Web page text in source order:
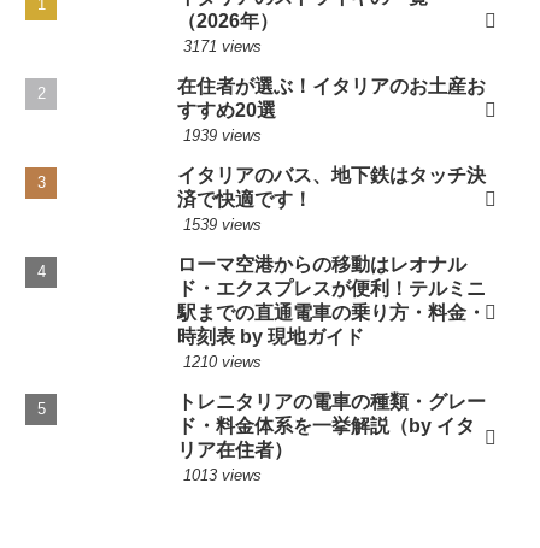
（2026年）
3171 views
在住者が選ぶ！イタリアのお土産お
すすめ20選
1939 views
イタリアのバス、地下鉄はタッチ決
済で快適です！
1539 views
ローマ空港からの移動はレオナル
ド・エクスプレスが便利！テルミニ
駅までの直通電車の乗り方・料金・
時刻表 by 現地ガイド
1210 views
トレニタリアの電車の種類・グレー
ド・料金体系を一挙解説（by イタ
リア在住者）
1013 views